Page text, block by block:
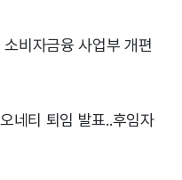
비자금융 사업부 개편
네티 퇴임 발표..후임자